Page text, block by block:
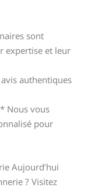
sont
expertise et leur
authentiques
Nous vous
pour
Aujourd’hui
? Visitez